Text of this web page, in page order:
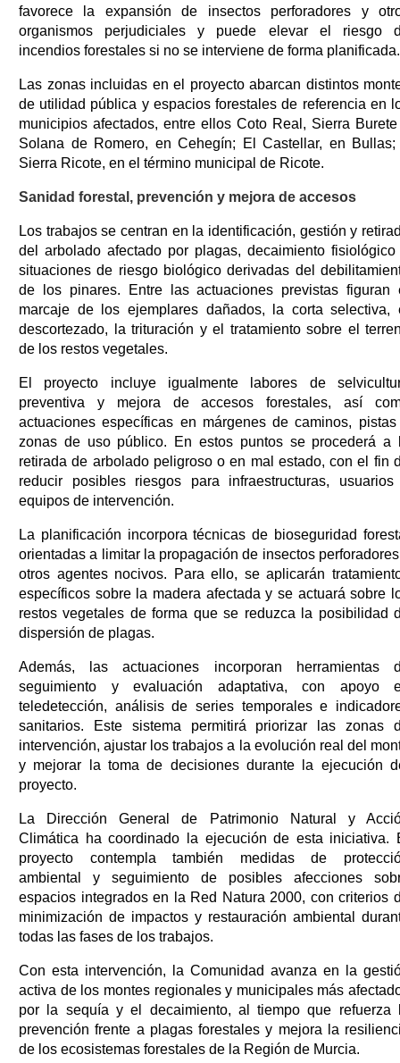
favorece la expansión de insectos perforadores y
organismos perjudiciales y puede elevar el riesgo
incendios forestales si no se interviene de forma planificada.
Las zonas incluidas en el proyecto abarcan distintos
de utilidad pública y espacios forestales de referencia en
municipios afectados, entre ellos Coto Real, Sierra
Solana de Romero, en Cehegín; El Castellar, en
Sierra Ricote, en el término municipal de Ricote.
Sanidad forestal, prevención y mejora de accesos
Los trabajos se centran en la identificación, gestión y
del arbolado afectado por plagas, decaimiento fisiológico
situaciones de riesgo biológico derivadas del
de los pinares. Entre las actuaciones previstas figuran
marcaje de los ejemplares dañados, la corta selectiva,
descortezado, la trituración y el tratamiento sobre el
de los restos vegetales.
El proyecto incluye igualmente labores de
preventiva y mejora de accesos forestales, así
actuaciones específicas en márgenes de caminos,
zonas de uso público. En estos puntos se procederá a
retirada de arbolado peligroso o en mal estado, con el fin
reducir posibles riesgos para infraestructuras,
equipos de intervención.
La planificación incorpora técnicas de bioseguridad
orientadas a limitar la propagación de insectos
otros agentes nocivos. Para ello, se aplicarán
específicos sobre la madera afectada y se actuará sobre
restos vegetales de forma que se reduzca la posibilidad
dispersión de plagas.
Además, las actuaciones incorporan herramientas
seguimiento y evaluación adaptativa, con apoyo
teledetección, análisis de series temporales e
sanitarios. Este sistema permitirá priorizar las zonas
intervención, ajustar los trabajos a la evolución real del
y mejorar la toma de decisiones durante la ejecución
proyecto.
La Dirección General de Patrimonio Natural y
Climática ha coordinado la ejecución de esta iniciativa.
proyecto contempla también medidas de
ambiental y seguimiento de posibles afecciones
espacios integrados en la Red Natura 2000, con criterios
minimización de impactos y restauración ambiental
todas las fases de los trabajos.
Con esta intervención, la Comunidad avanza en la
activa de los montes regionales y municipales más
por la sequía y el decaimiento, al tiempo que refuerza
prevención frente a plagas forestales y mejora la
de los ecosistemas forestales de la Región de Murcia.